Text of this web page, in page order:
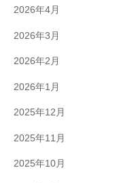
2026年4月
2026年3月
2026年2月
2026年1月
2025年12月
2025年11月
2025年10月